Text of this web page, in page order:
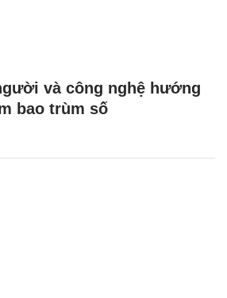
và công nghệ hướng
bao trùm số